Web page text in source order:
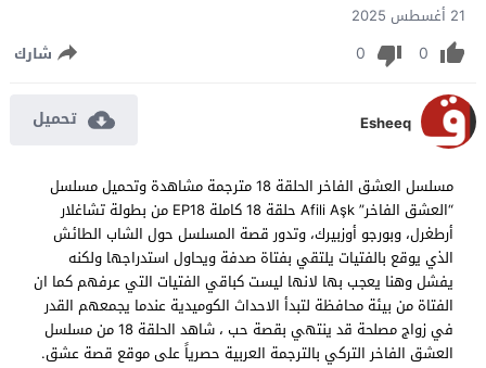
21 أغسطس 2025
0
0 شارك
Esheeq تحميل
مسلسل العشق الفاخر الحلقة 18 مترجمة مشاهدة وتحميل مسلسل
“العشق الفاخر” Afili Aşk حلقة 18 كاملة EP18 من بطولة تشاغلار
أرطغرل، وبورجو أوزبيرك، وتدور قصة المسلسل حول الشاب الطائش
الذي يوقع بالفتيات يلتقي بفتاة صدفة ويحاول استدراجها ولكنه
يفشل وهنا يعجب بها لانها ليست كباقي الفتيات التي عرفهم كما ان
الفتاة من بيئة محافظة لتبدأ الاحداث الكوميدية عندما يجمعهم القدر
في زواج مصلحة قد ينتهي بقصة حب ، شاهد الحلقة 18 من مسلسل
العشق الفاخر التركي بالترجمة العربية حصرياً على موقع قصة عشق.